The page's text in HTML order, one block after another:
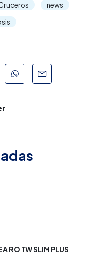
news
RO TW SLIM PLUS